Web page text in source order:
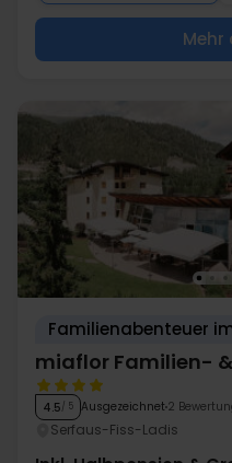
Mehr
Familienabenteuer
miaflor Familien-
4.5/ 5 Ausgezeichnet 2
Serfaus-Fiss-Ladis